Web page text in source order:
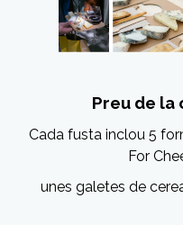
Preu de la
Cada fusta inclou 5
For
unes galetes de